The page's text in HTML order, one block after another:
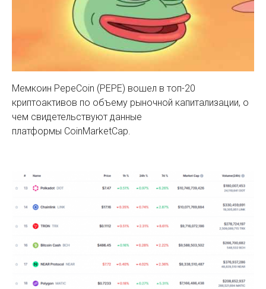
Мемкоин PepeСoin (PEPE) вошел в топ-20
криптоактивов по объему рыночной капитализации, о
чем свидетельствуют данные
платформы CoinMarketCap.